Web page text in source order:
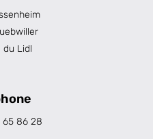
du Lidl
86 28